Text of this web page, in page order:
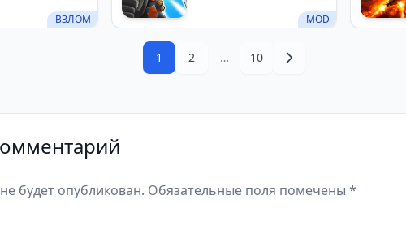
ВЗЛОМ MOD
1 2 … 10
будет опубликован. Обязательные поля помечены *